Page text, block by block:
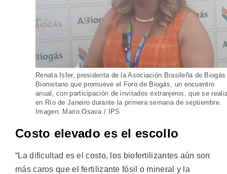
Renata Isfer, presidenta de la Asociación Brasileña de
Biometano que promueve el Foro de Biogás, un encuentro
anual, con participación de invitados extranjeros, que se
en Río de Janeiro durante la primera semana de septiembre.
Imagen: Mario Osava / IPS
Costo elevado es el escollo
“La dificultad es el costo, los biofertilizantes aún son
más caros que el fertilizante fósil o mineral y la